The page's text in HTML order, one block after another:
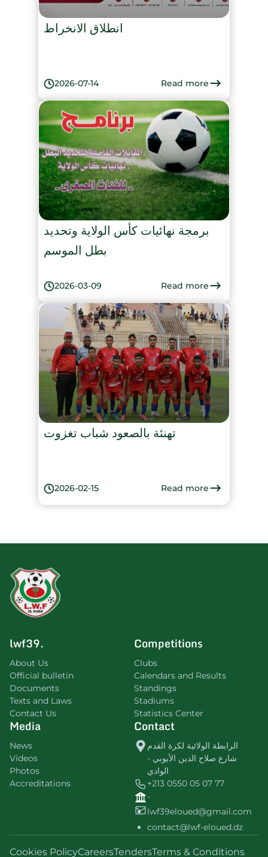
انطلاق الانخراط
2026-07-14 Read more
برمجة نهائيات كأس الولاية وتحديد
بطل الموسم
2026-03-09 Read more
تهنئة بالصعود شباب تغزوت
2026-02-15 Read more
lwf39.
About Us
Official bulletin
Documents
Texts and Laws
Contact Us
Competitions
Clubs
Calendars and Results
Standings
Stadiums
Statistics Center
Media
News
Videos
Photos
Accreditations
Contact
الرابطة الولائية لكرة القدم
شارع صلاح الدين الأيوبي -
الوادي
+213 0550 05 07 77
-
lwf39eloued@gmail.com
contact@lwf-eloued.dz
Cookies PolicyCareersTendersTerms & Conditions